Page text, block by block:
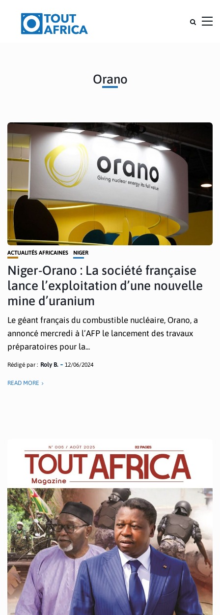
Orano
ACTUALITÉS AFRICAINES NIGER
Niger-Orano : La société française
lance l’exploitation d’une nouvelle
mine d’uranium
Le géant français du combustible nucléaire, Orano, a
annoncé mercredi à l’AFP le lancement des travaux
préparatoires pour la...
Rédigé par : Roly B. 12/06/2024
READ MORE